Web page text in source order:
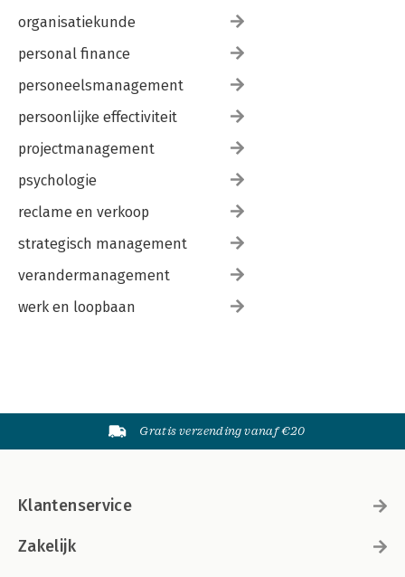
organisatiekunde
personal finance
personeelsmanagement
persoonlijke effectiviteit
projectmanagement
psychologie
reclame en verkoop
strategisch management
verandermanagement
werk en loopbaan
Gratis verzending vanaf €20
Klantenservice
Zakelijk